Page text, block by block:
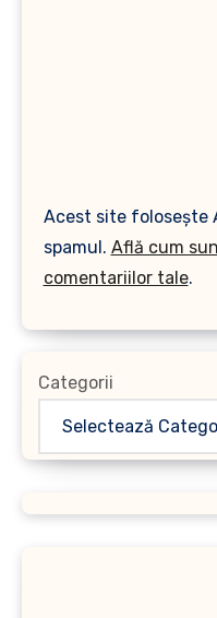
Acest site folosește
spamul. Află cum
comentariilor tale.
Categorii